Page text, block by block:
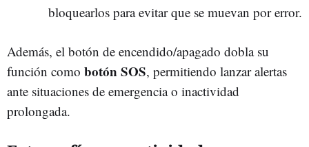
bloquearlos para evitar que se muevan por error.
Además, el botón de encendido/apagado dobla su
función como botón SOS, permitiendo lanzar alertas
ante situaciones de emergencia o inactividad
prolongada.